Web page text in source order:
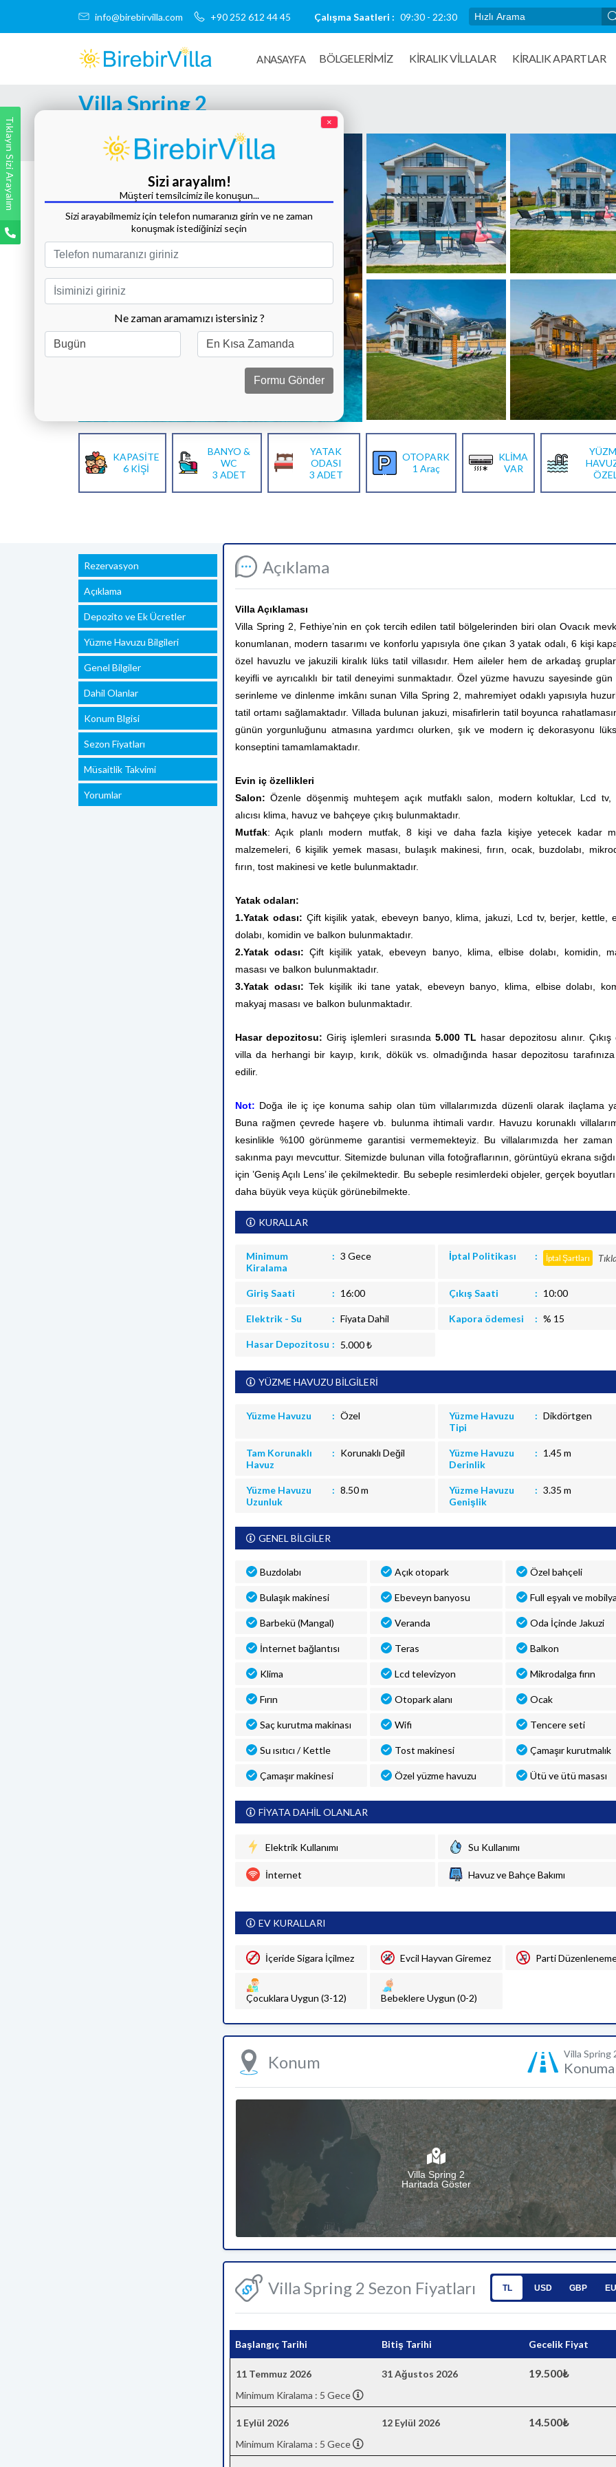
info@birebirvilla.com +90 252 612 44 45 Çalışma Saatleri : 09:30 - 22:30
ANASAYFA BÖLGELERİMİZ KIRALIK VILLALAR KİRALIK APARTLAR
Villa Spring 2
Tüm Fotoğrafları Göster
KAPASİTE
6 KİŞİ
BANYO &
WC
3 ADET
YATAK
ODASI
3 ADET
OTOPARK
1 Araç
KLİMA
VAR
Rezervasyon
Açıklama
Depozito ve Ek Ücretler
Yüzme Havuzu Bilgileri
Genel Bilgiler
Dahil Olanlar
Konum Blgisi
Sezon Fiyatları
Müsaitlik Takvimi
Yorumlar
Açıklama
Villa Açıklaması
Villa Spring 2, Fethiye’nin en çok tercih edilen tatil bölgelerinden biri olan Ovacık
konumlanan, modern tasarımı ve konforlu yapısıyla öne çıkan 3 yatak odalı, 6 kişi
özel havuzlu ve jakuzili kiralık lüks tatil villasıdır. Hem aileler hem de arkadaş
keyifli ve ayrıcalıklı bir tatil deneyimi sunmaktadır. Özel yüzme havuzu sayesinde gün
serinleme ve dinlenme imkânı sunan Villa Spring 2, mahremiyet odaklı yapısıyla
tatil ortamı sağlamaktadır. Villada bulunan jakuzi, misafirlerin tatil boyunca
günün yorgunluğunu atmasına yardımcı olurken, şık ve modern iç dekorasyonu
konseptini tamamlamaktadır.
Evin iç özellikleri
Salon: Özenle döşenmiş muhteşem açık mutfaklı salon, modern koltuklar, Lcd tv,
alıcısı klima, havuz ve bahçeye çıkış bulunmaktadır.
Mutfak: Açık planlı modern mutfak, 8 kişi ve daha fazla kişiye yetecek kadar
malzemeleri, 6 kişilik yemek masası, bulaşık makinesi, fırın, ocak, buzdolabı,
fırın, tost makinesi ve ketle bulunmaktadır.
Yatak odaları:
1.Yatak odası: Çift kişilik yatak, ebeveyn banyo, klima, jakuzi, Lcd tv, berjer, kettle,
dolabı, komidin ve balkon bulunmaktadır.
2.Yatak odası:Çift kişilik yatak, ebeveyn banyo, klima, elbise dolabı, komidin,
masası ve balkon bulunmaktadır.
3.Yatak odası: Tek kişilik iki tane yatak, ebeveyn banyo, klima, elbise dolabı,
makyaj masası ve balkon bulunmaktadır.
Hasar depozitosu: Giriş işlemleri sırasında 5.000 TL hasar depozitosu alınır. Çıkış
villa da herhangi bir kayıp, kırık, dökük vs. olmadığında hasar depozitosu
edilir.
Not: Doğa ile iç içe konuma sahip olan tüm villalarımızda düzenli olarak ilaçlama
Buna rağmen çevrede haşere vb. bulunma ihtimali vardır. Havuzu korunaklı
kesinlikle %100 görünmeme garantisi vermemekteyiz. Bu villalarımızda her
sakınma payı mevcuttur. Sitemizde bulunan villa fotoğraflarının, görüntüyü ekrana
için ’Geniş Açılı Lens’ ile çekilmektedir. Bu sebeple resimlerdeki objeler, gerçek
daha büyük veya küçük görünebilmekte.
KURALLAR
Minimum
Kiralama
3 Gece İptal Politikası İptal Şartları
Giriş Saati 16:00 Çıkış Saati 10:00
Elektrik - Su Fiyata Dahil Kapora ödemesi % 15
Hasar Depozitosu 5.000 ₺
YÜZME HAVUZU BİLGİLERİ
Yüzme Havuzu Özel
Yüzme Havuzu
Tipi
Dikdörtgen
Tam Korunaklı
Havuz
Korunaklı Değil
Yüzme Havuzu
Derinlik
1.45 m
Yüzme Havuzu
Uzunluk
8.50 m
Yüzme Havuzu
Genişlik
3.35 m
GENEL BİLGİLER
Buzdolabı Açık otopark Özel bahçeli
Bulaşık makinesi Ebeveyn banyosu Full eşyalı ve
Barbekü (Mangal) Veranda Oda İçinde Jakuzi
İnternet bağlantısı Teras Balkon
Klima Lcd televizyon Mikrodalga fırın
Fırın Otopark alanı Ocak
Saç kurutma makinası Wifi Tencere seti
Su ısıtıcı / Kettle Tost makinesi Çamaşır kurutmalık
Çamaşır makinesi Özel yüzme havuzu Ütü ve ütü masası
FİYATA DAHİL OLANLAR
Elektrik Kullanımı Su Kullanımı
İnternet Havuz ve Bahçe Bakımı
EV KURALLARI
İçeride Sigara İçilmez Evcil Hayvan Giremez Parti
Çocuklara Uygun (3-12) Bebeklere Uygun (0-2)
Konum Villa Spring
Villa Spring 2
Haritada Göster
Villa Spring 2 Sezon Fiyatları TL USD GBP
Başlangıç Tarihi Bitiş Tarihi Gecelik Fiyat
11 Temmuz 2026 31 Ağustos 2026 19.500₺
Minimum Kiralama : 5 Gece
1 Eylül 2026 12 Eylül 2026 14.500₺
Minimum Kiralama : 5 Gece
Tıklayın Sizi Arayalım ×
Sizi arayalım!
Müşteri temsilcimiz ile konuşun...
Sizi arayabilmemiz için telefon numaranızı girin ve ne zaman
konuşmak istediğinizi seçin
Ne zaman aramamızı istersiniz ?
Formu Gönder